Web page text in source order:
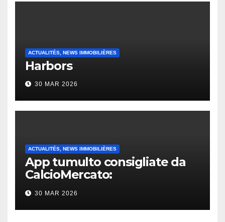
ACTUALITÉS, NEWS IMMOBILIÈRES
Harbors
30 MAR 2026
ACTUALITÉS, NEWS IMMOBILIÈRES
App tumulto consigliate da
CalcioMercato:
considerazione di gennaio
2026
30 MAR 2026